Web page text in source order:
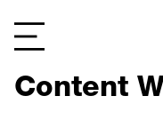
Content